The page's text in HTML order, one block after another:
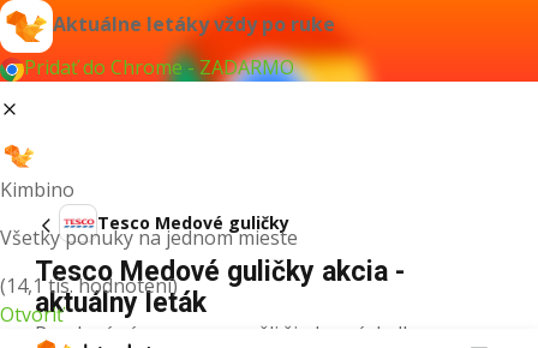
Aktuálne letáky vždy po ruke
Pridať do Chrome - ZADARMO
Kimbino
Všetky ponuky na jednom mieste
(14,1 tis. hodnotení)
Otvoriť
Tesco Medové guličky
Tesco Medové guličky akcia -
aktuálny leták
Pre daný výraz sme nenašli žiadne výsledky.